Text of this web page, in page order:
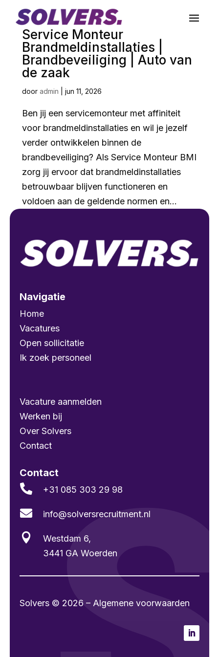
Service Monteur
Brandmeldinstallaties |
Brandbeveiliging | Auto van
de zaak
door admin jun 11, 2026
Ben jij een servicemonteur met affiniteit
voor brandmeldinstallaties en wil je jezelf
verder ontwikkelen binnen de
brandbeveiliging? Als Service Monteur BMI
zorg jij ervoor dat brandmeldinstallaties
betrouwbaar blijven functioneren en
voldoen aan de geldende normen en...
Navigatie
Home
Vacatures
Open sollicitatie
Ik zoek personeel
Vacature aanmelden
Werken bij
Over Solvers
Contact
Contact
 +31 085 303 29 98
 info@solvers­recruitment.nl

Westdam 6,
3441 GA Woerden
Solvers © 2026 – Algemene voorwaarden